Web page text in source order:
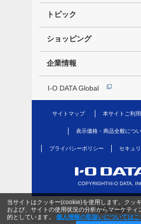
トピック
ショッピング
企業情報
I-O DATA Global
サイトマップ 本サイトご利
表示価格・商品全般につ
プライバシーポリシー セキュ
COPYRIGHT©I-O DATA,
当サイトはクッキー(cookie)を使用します。クッ
および、サイトの使用状況の分析からマーケティ
的としています。
個人情報の取扱いについてはこ
PC版を表示